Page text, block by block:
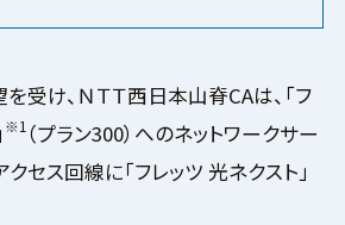
受け、ＮＴＴ西日本山脊CAは、「フ
※1（プラン300）へのネットワークサー
クセス回線に「フレッツ 光ネクスト」